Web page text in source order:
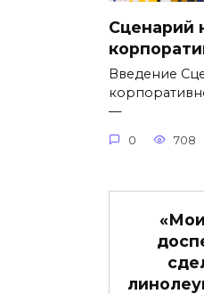
Сценарий
Введение
—
0 708